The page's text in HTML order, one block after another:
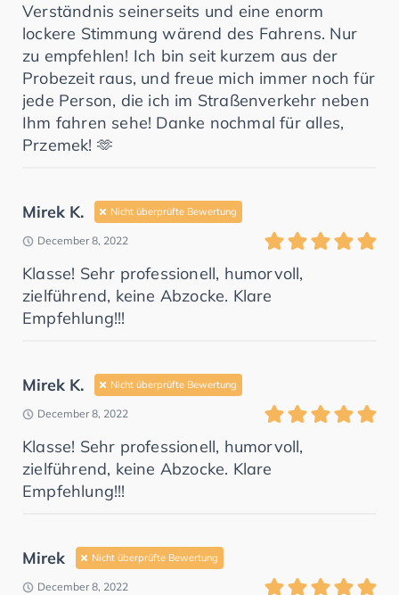
Verständnis seinerseits und eine enorm
lockere Stimmung wärend des Fahrens. Nur
zu empfehlen! Ich bin seit kurzem aus der
Probezeit raus, und freue mich immer noch für
jede Person, die ich im Straßenverkehr neben
Ihm fahren sehe! Danke nochmal für alles,
Przemek! 🫶
Mirek K. Nicht überprüfte Bewertung
December 8, 2022
Klasse! Sehr professionell, humorvoll,
zielführend, keine Abzocke. Klare
Empfehlung!!!
Mirek K. Nicht überprüfte Bewertung
December 8, 2022
Klasse! Sehr professionell, humorvoll,
zielführend, keine Abzocke. Klare
Empfehlung!!!
Mirek Nicht überprüfte Bewertung
December 8, 2022